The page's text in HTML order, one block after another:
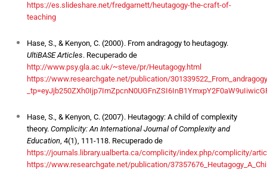
https://es.slideshare.net/fredgarnett/heutagogy-the-craft-of-
teaching
Hase, S., & Kenyon, C. (2000). From andragogy to heutagogy.
UltiBASE Articles. Recuperado de
http://www.psy.gla.ac.uk/~steve/pr/Heutagogy.html
https://www.researchgate.net/publication/
Hase, S., & Kenyon, C. (2007). Heutagogy: A child of complexity
theory. Complicity: An International Journal of Complexity and
Education, 4(1), 111-118. Recuperado de
https://journals.library.ualberta.ca/complicity/index.php/complicity/
https://www.researchgate.net/publication/